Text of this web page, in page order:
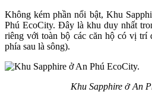
Không kém phần nổi bật, Khu
Phú EcoCity. Đây là khu duy nhất
riêng với toàn bộ các căn hộ có vị trí
phía sau là sông).
Khu Sapphire ở An